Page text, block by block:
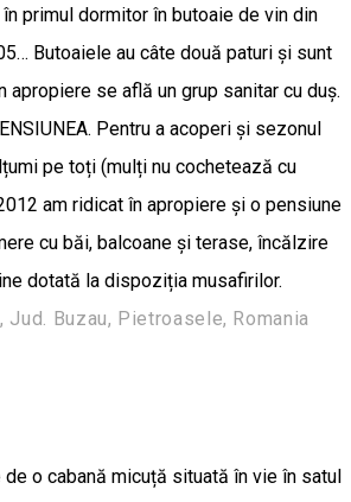
primul dormitor în butoaie de vin din
Butoaiele au câte două paturi și sunt
apropiere se află un grup sanitar cu duș.
Pentru a acoperi și sezonul
pe toți (mulți nu cochetează cu
am ridicat în apropiere și o pensiune
cu băi, balcoane și terase, încălzire
dotată la dispoziția musafirilor.
Buzau, Pietroasele, Romania
o cabană micuță situată în vie în satul